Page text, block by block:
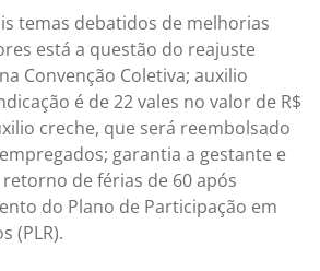
temas debatidos de melhorias
está a questão do reajuste
Convenção Coletiva; auxilio
é de 22 vales no valor de R$
creche, que será reembolsado
garantia a gestante e
de férias de 60 após
do Plano de Participação em
(PLR).